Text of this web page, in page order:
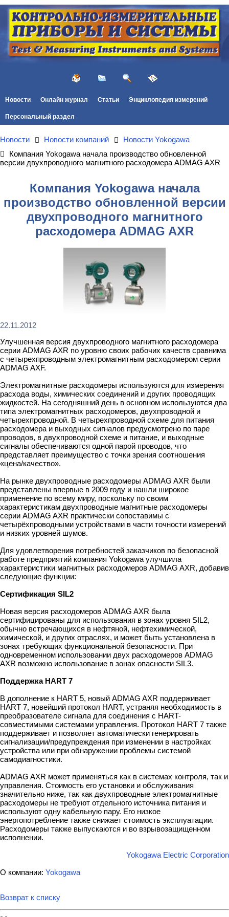
Новости Онлайн журнал Статьи Энциклопедия измерений
Персональный раздел
Новости Новости компаний
Новости Yokogawa
Компания Yokogawa начала производство обновленной
версии двухпроводного магнитного расходомера ADMAG AXR
Компания Yokogawa начала
производство обновленной версии
двухпроводного магнитного
расходомера ADMAG AXR
22.11.2012
Улучшенная версия двухпроводного магнитного расходомера
серии ADMAG AXR по уровню своих рабочих качеств сравнима
с четырехпроводным электромагнитным расходомером серии
ADMAG AXF.
Электромагнитные расходомеры используются для измерения
расхода воды, химических соединений и других проводящих
жидкостей. На сегодняшний день в основном используются два
типа электромагнитных расходомеров, двухпроводной и
четырехпроводной. В четырехпроводной схеме для питания
расходомера и выходных сигналов предусмотрено по паре
проводов, в двухпроводной схеме и питание, и выходные
сигналы обеспечиваются одной парой проводов, что
представляет преимущество с точки зрения соотношения
«цена/качество».
На рынке двухпроводные расходомеры ADMAG AXR были
представлены впервые в 2009 году и нашли широкое
применение по всему миру, поскольку по своим
характеристикам двухпроводные магнитные расходомеры
серии ADMAG AXR практически сопоставимы с
четырёхпроводными устройствами в части точности измерений
и низких уровней шумов.
Для удовлетворения потребностей заказчиков по безопасной
работе предприятий компания Yokogawa улучшила
характеристики магнитных расходомеров ADMAG AXR, добавив
следующие функции:
Сертификация SIL2
Новая версия расходомеров ADMAG AXR была
сертифицированы для использования в зонах уровня SIL2,
обычно встречающихся в нефтяной, нефтехимической,
химической, и других отраслях, и может быть установлена в
зонах требующих функциональной безопасности. При
одновременном использовании двух расходомеров ADMAG
AXR возможно использование в зонах опасности SIL3.
Поддержка HART 7
В дополнение к HART 5, новый ADMAG AXR поддерживает
HART 7, новейший протокол HART, устраняя необходимость в
преобразователе сигнала для соединения с HART-
совместимыми системами управления. Протокол HART 7 также
поддерживает и позволяет автоматически генерировать
сигнализации/предупреждения при изменении в настройках
устройства или при обнаружении проблемы системой
самодиагностики.
ADMAG AXR может применяться как в системах контроля, так и
управления. Стоимость его установки и обслуживания
значительно ниже, так как двухпроводные электромагнитные
расходомеры не требуют отдельного источника питания и
используют одну кабельную пару. Его низкое
энергопотребление также снижает стоимость эксплуатации.
Расходомеры также выпускаются и во взрывозащищенном
исполнении.
Yokogawa Electric Corporation
О компании: Yokogawa
Возврат к списку